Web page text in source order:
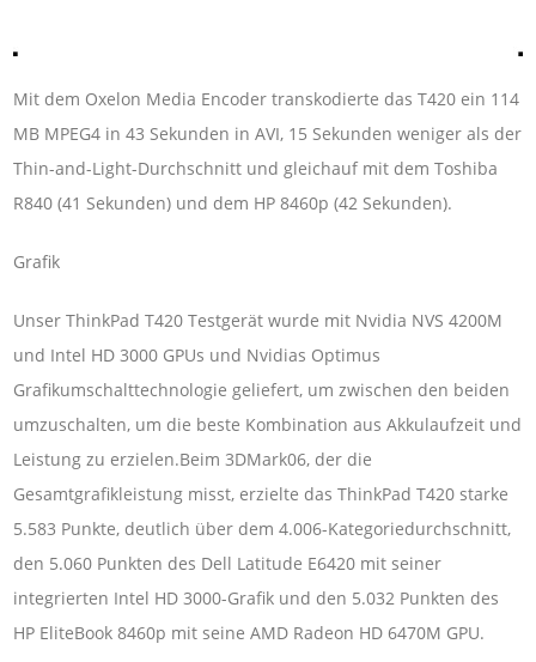
Mit dem Oxelon Media Encoder transkodierte das T420 ein 114
MB MPEG4 in 43 Sekunden in AVI, 15 Sekunden weniger als der
Thin-and-Light-Durchschnitt und gleichauf mit dem Toshiba
R840 (41 Sekunden) und dem HP 8460p (42 Sekunden).
Grafik
Unser ThinkPad T420 Testgerät wurde mit Nvidia NVS 4200M
und Intel HD 3000 GPUs und Nvidias Optimus
Grafikumschalttechnologie geliefert, um zwischen den beiden
umzuschalten, um die beste Kombination aus Akkulaufzeit und
Leistung zu erzielen.Beim 3DMark06, der die
Gesamtgrafikleistung misst, erzielte das ThinkPad T420 starke
5.583 Punkte, deutlich über dem 4.006-Kategoriedurchschnitt,
den 5.060 Punkten des Dell Latitude E6420 mit seiner
integrierten Intel HD 3000-Grafik und den 5.032 Punkten des
HP EliteBook 8460p mit seine AMD Radeon HD 6470M GPU.